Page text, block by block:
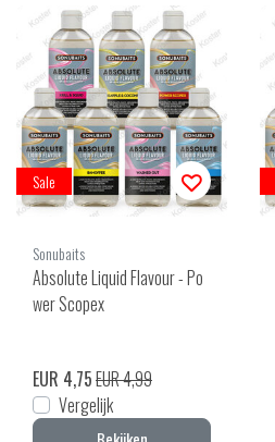
Sale
Sonubaits
Absolute Liquid Flavour - Po
wer Scopex
EUR 4,75EUR 4,99
Vergelijk